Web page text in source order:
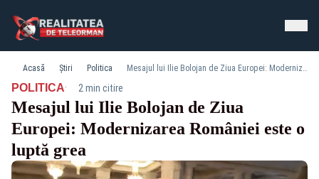
Acasă Știri Politica Mesajul lui Ilie Bolojan de Ziua Europei: Modernizarea României este o luptă grea
POLITICA· 2 min citire
Mesajul lui Ilie Bolojan de Ziua
Europei: Modernizarea României este o
luptă grea